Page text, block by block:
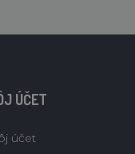
ÚČET
účet